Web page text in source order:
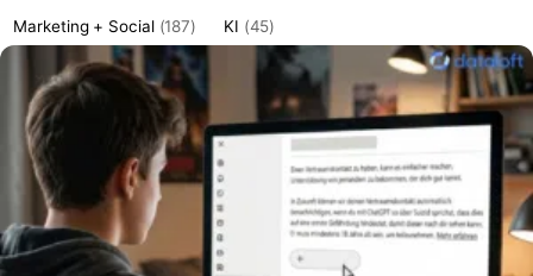
Marketing + Social (187) KI (45)